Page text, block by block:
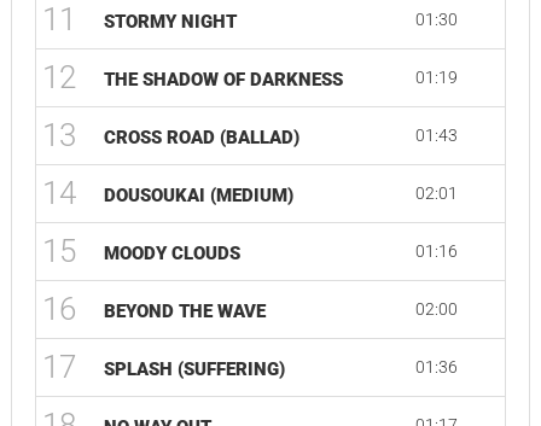
11 STORMY NIGHT 01:30
12 THE SHADOW OF DARKNESS 01:19
13 CROSS ROAD (BALLAD) 01:43
14 DOUSOUKAI (MEDIUM) 02:01
15 MOODY CLOUDS 01:16
16 BEYOND THE WAVE 02:00
17 SPLASH (SUFFERING) 01:36